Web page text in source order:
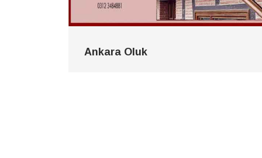
Ankara Oluk